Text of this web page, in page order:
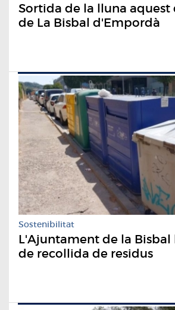
Sortida de la lluna aquest
de La Bisbal d'Empordà
Sostenibilitat
L'Ajuntament de la Bisbal
de recollida de residus